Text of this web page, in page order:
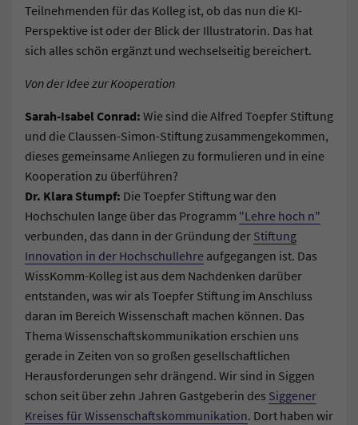
Teilnehmenden für das Kolleg ist, ob das nun die KI-
Perspektive ist oder der Blick der Illustratorin. Das hat
sich alles schön ergänzt und wechselseitig bereichert.
Von der Idee zur Kooperation
Sarah-Isabel Conrad: Wie sind die Alfred Toepfer Stiftung
und die Claussen-Simon-Stiftung zusammengekommen,
dieses gemeinsame Anliegen zu formulieren und in eine
Kooperation zu überführen?
Dr. Klara Stumpf: Die Toepfer Stiftung war den
Hochschulen lange über das Programm "Lehre hoch n"
verbunden, das dann in der Gründung der Stiftung
Innovation in der Hochschullehre aufgegangen ist. Das
WissKomm-Kolleg ist aus dem Nachdenken darüber
entstanden, was wir als Toepfer Stiftung im Anschluss
daran im Bereich Wissenschaft machen können. Das
Thema Wissenschaftskommunikation erschien uns
gerade in Zeiten von so großen gesellschaftlichen
Herausforderungen sehr drängend. Wir sind in Siggen
schon seit über zehn Jahren Gastgeberin des Siggener
Kreises für Wissenschaftskommunikation. Dort haben wir